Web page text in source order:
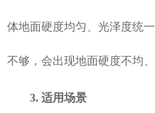
体地面硬度均匀、光泽度统
不够，会出现地面硬度不均
3. 适用场景